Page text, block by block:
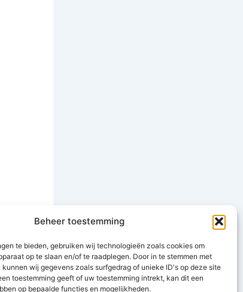
Beheer toestemming
te bieden, gebruiken wij technologieën zoals cookies om
op te slaan en/of te raadplegen. Door in te stemmen met
wij gegevens zoals surfgedrag of unieke ID's op deze site
toestemming geeft of uw toestemming intrekt, kan dit een
op bepaalde functies en mogelijkheden.